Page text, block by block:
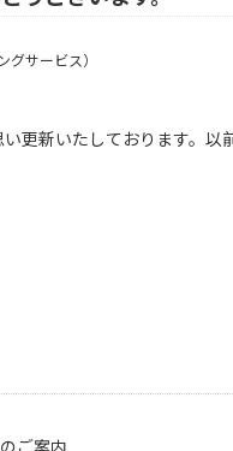
サービス）
更新いたしております。
ご案内